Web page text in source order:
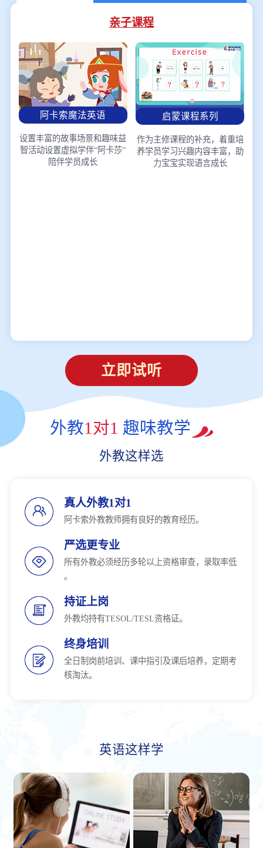
亲子课程
阿卡索魔法英语
设置丰富的故事场景和趣味益
智活动设置虚拟学伴“阿卡莎”
陪伴学员成长
启蒙课程系列
作为主修课程的补充，着重培
养学员学习兴趣内容丰富，助
力宝宝实现语言成长
立即试听
外教1对1 趣味教学
外教这样选
真人外教1对1
阿卡索外教教师拥有良好的教育经历。
严选更专业
所有外教必须经历多轮以上资格审查，录取率低
。
持证上岗
外教均持有TESOL/TESL资格证。
终身培训
全日制岗前培训、课中指引及课后培养，定期考
核淘汰。
英语这样学